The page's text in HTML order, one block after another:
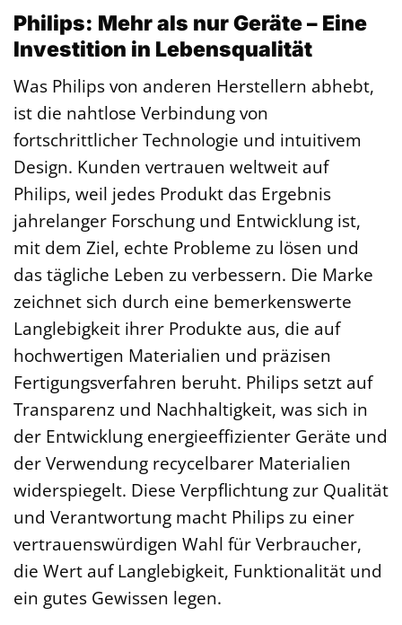
Philips: Mehr als nur Geräte – Eine
Investition in Lebensqualität
Was Philips von anderen Herstellern abhebt,
ist die nahtlose Verbindung von
fortschrittlicher Technologie und intuitivem
Design. Kunden vertrauen weltweit auf
Philips, weil jedes Produkt das Ergebnis
jahrelanger Forschung und Entwicklung ist,
mit dem Ziel, echte Probleme zu lösen und
das tägliche Leben zu verbessern. Die Marke
zeichnet sich durch eine bemerkenswerte
Langlebigkeit ihrer Produkte aus, die auf
hochwertigen Materialien und präzisen
Fertigungsverfahren beruht. Philips setzt auf
Transparenz und Nachhaltigkeit, was sich in
der Entwicklung energieeffizienter Geräte und
der Verwendung recycelbarer Materialien
widerspiegelt. Diese Verpflichtung zur Qualität
und Verantwortung macht Philips zu einer
vertrauenswürdigen Wahl für Verbraucher,
die Wert auf Langlebigkeit, Funktionalität und
ein gutes Gewissen legen.